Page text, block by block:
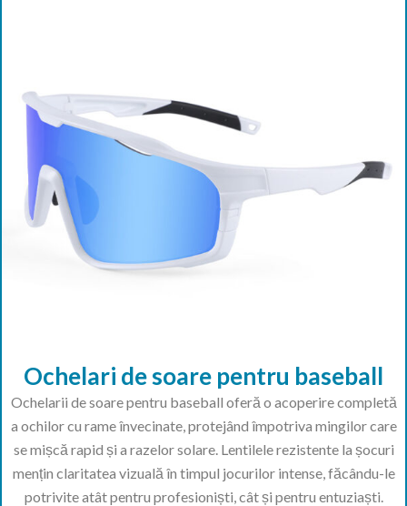
Ochelari de soare pentru baseball
Ochelarii de soare pentru baseball oferă o acoperire completă
a ochilor cu rame învecinate, protejând împotriva mingilor care
se mișcă rapid și a razelor solare. Lentilele rezistente la șocuri
mențin claritatea vizuală în timpul jocurilor intense, făcându-le
potrivite atât pentru profesioniști, cât și pentru entuziaști.